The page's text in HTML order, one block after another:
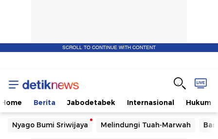
SCROLL TO CONTINUE WITH CONTENT
Home Berita Jabodetabek Internasional Hukum
Nyago Bumi Sriwijaya Melindungi Tuah-Marwah